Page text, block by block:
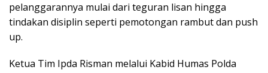
pelanggarannya mulai dari teguran lisan hingga
tindakan disiplin seperti pemotongan rambut dan push
up.
Ketua Tim Ipda Risman melalui Kabid Humas Polda